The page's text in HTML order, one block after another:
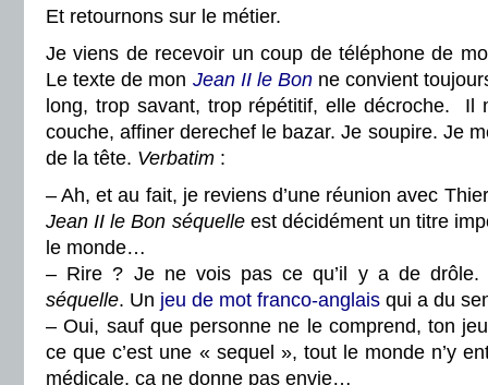
Et retournons sur le métier.
Je viens de recevoir un coup de téléphone de
Le texte de mon Jean II le Bonne convient
long, trop savant, trop répétitif, elle décroche. Il
couche, affiner derechef le bazar. Je soupire. Je
de la tête. Verbatim :
– Ah, et au fait, je reviens d’une réunion avec
Jean II le Bon séquelleest décidément un titre
le monde…
– Rire ? Je ne vois pas ce qu’il y a de drôle.
séquelle. Un jeu de mot franco-anglais qui a du
– Oui, sauf que personne ne le comprend, ton
ce que c’est une « sequel », tout le monde n’y
médicale, ça ne donne pas envie…